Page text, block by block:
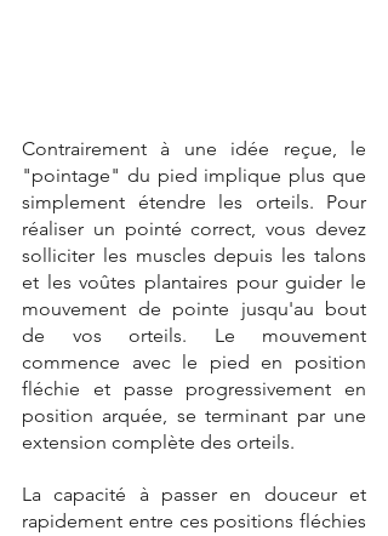
Contrairement à une idée reçue, le
"pointage" du pied implique plus que
simplement étendre les orteils. Pour
réaliser un pointé correct, vous devez
solliciter les muscles depuis les talons
et les voûtes plantaires pour guider le
mouvement de pointe jusqu'au bout
de vos orteils. Le mouvement
commence avec le pied en position
fléchie et passe progressivement en
position arquée, se terminant par une
extension complète des orteils.
La capacité à passer en douceur et
rapidement entre ces positions fléchies